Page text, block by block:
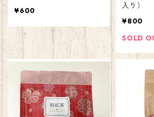
¥600
入り）
¥800
SOLD